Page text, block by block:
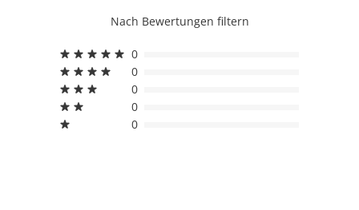
Nach Bewertungen filtern
0
0
0
0
0